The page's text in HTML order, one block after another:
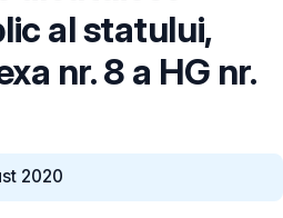
al statului,
nr. 8 a HG nr.
2020